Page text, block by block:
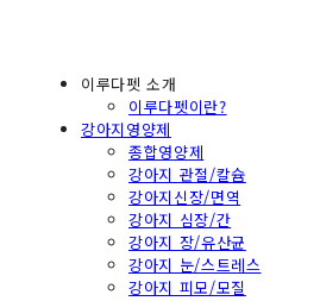
이루다펫 소개
이루다펫이란?
강아지영양제
종합영양제
강아지 관절/칼슘
강아지신장/면역
강아지 심장/간
강아지 장/유산균
강아지 눈/스트레스
강아지 피모/모질